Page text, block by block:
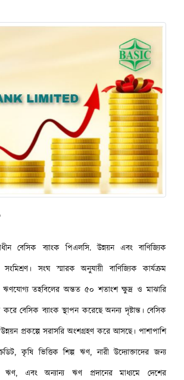
বেসিক ব্যাংক পিএলসি. উন্নয়ন এবং বাণিজ্যিক
সংঘ স্মারক অনুযায়ী বাণিজ্যিক কার্যক্রম
ঋণযোগ্য তহবিলের অন্তত ৫০ শতাংশ ক্ষুদ্র ও মাঝারি
করে বেসিক ব্যাংক স্থাপন করেছে অনন্য দৃষ্টান্ত। বেসিক
উন্নয়ন প্রকল্পে সরাসরি অংশগ্রহণ করে আসছে। পাশাপাশি
কৃষি ভিত্তিক শিল্প ঋণ, নারী উদ্যোক্তাদের জন্য
ঋণ, এবং অন্যান্য ঋণ প্রদানের মাধ্যমে দেশের